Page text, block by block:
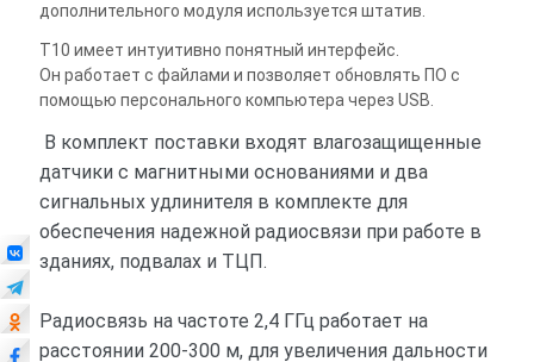
дополнительного модуля используется штатив.
Т10 имеет интуитивно понятный интерфейс.
Он работает с файлами и позволяет обновлять ПО с
помощью персонального компьютера через USB.
В комплект поставки входят влагозащищенные
датчики с магнитными основаниями и два
сигнальных удлинителя в комплекте для
обеспечения надежной радиосвязи при работе в
зданиях, подвалах и ТЦП.
Радиосвязь на частоте 2,4 ГГц работает на
расстоянии 200-300 м, для увеличения дальности